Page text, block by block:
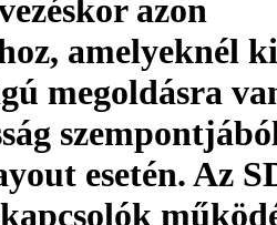
azon
amelyeknél
megoldásra
esetén. Az